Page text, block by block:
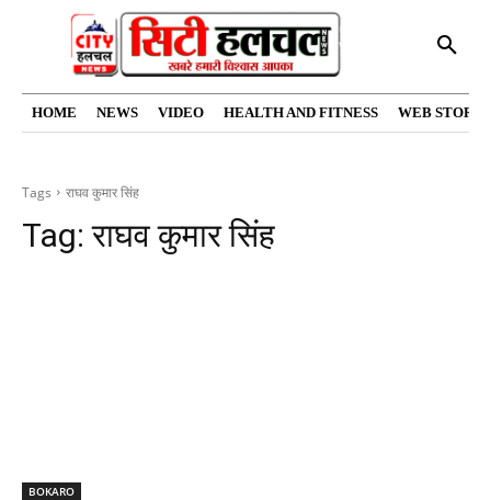
HOME NEWS VIDEO HEALTH AND FITNESS WEB
Tags राघव कुमार सिंह
Tag:राघव कुमार सिंह
BOKARO